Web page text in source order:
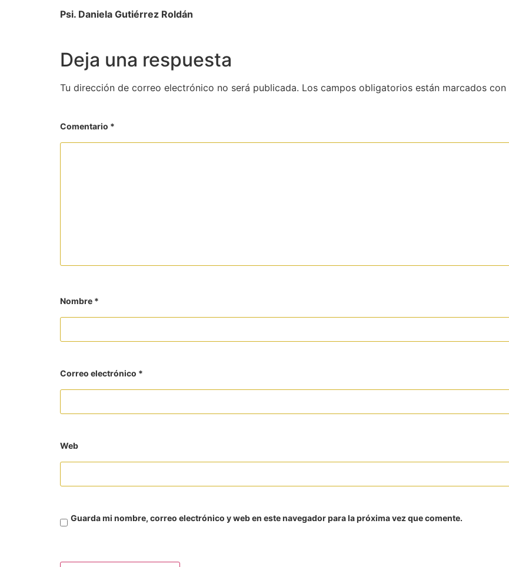
Psi. Daniela Gutiérrez Roldán
Deja una respuesta
Tu dirección de correo electrónico no será publicada. Los campos obligatorios están marcados con
Comentario *
Nombre *
Correo electrónico *
Web
Guarda mi nombre, correo electrónico y web en este navegador para la próxima vez que comente.